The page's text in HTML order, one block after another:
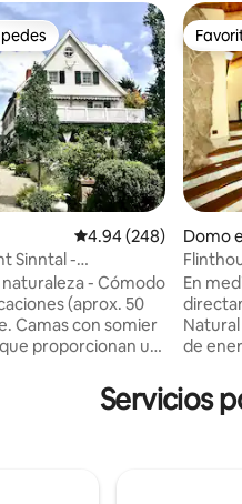
Calificación
4.94 (248)
Sinntal -
naturaleza - Cómodo
(aprox. 50
Camas con somier
proporcionan un
del suelo en el
estanque con
Domo
En
de
ensueño. El Flinthouse
Servicios